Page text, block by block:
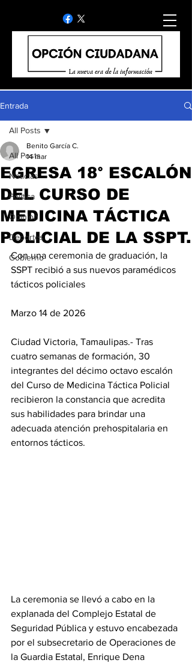
Entrada
All Posts
Noticias
Politica
Opinion
Deportes
Gobierno
All Posts
EGRESA 18° ESCALÓN
DEL CURSO DE
MEDICINA TÁCTICA
POLICIAL DE LA SSPT.
Benito García C.
14 mar
Con una ceremonia de graduación, la
SSPT recibió a sus nuevos paramédicos
tácticos policiales
Marzo 14 de 2026
Ciudad Victoria, Tamaulipas.- Tras
cuatro semanas de formación, 30
integrantes del décimo octavo escalón
del Curso de Medicina Táctica Policial
recibieron la constancia que acredita
sus habilidades para brindar una
adecuada atención prehospitalaria en
entornos tácticos.
La ceremonia se llevó a cabo en la
explanada del Complejo Estatal de
Seguridad Pública y estuvo encabezada
por el subsecretario de Operaciones de
la Guardia Estatal, Enrique Dena